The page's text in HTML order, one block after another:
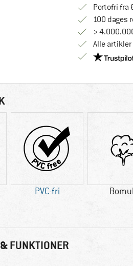
Portofri fra
100 dages
>
Alle artikler
PVC-fri
FUNKTIONER